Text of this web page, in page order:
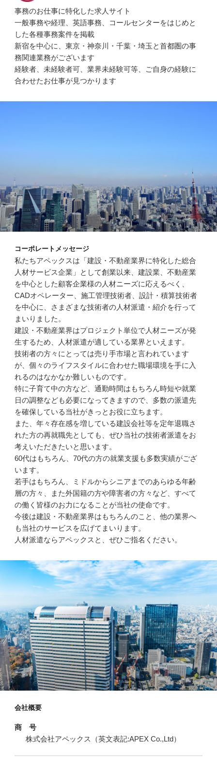
事務のお仕事に特化した求人サイト
一般事務や経理、英語事務、コールセンターをはじめと
した各種事務案件を掲載
新宿を中心に、東京・神奈川・千葉・埼玉と首都圏の事
務関連業務がございます
経験者、未経験者可、業界未経験可等、ご自身の経験に
合わせたお仕事が見つかります
コーポレートメッセージ
私たちアペックスは「建設・不動産業界に特化した総合
人材サービス企業」として創業以来、建設業、不動産業
を中心とした顧客企業様の人材ニーズに応えるべく、
CADオペレーター、施工管理技術者、設計・積算技術者
を中心に、さまざまな技術者の人材派遣・紹介を行って
まいりました。
建設・不動産業界はプロジェクト単位で人材ニーズが発
生するため、人材派遣が適している業界といえます。
技術者の方々にとっては売り手市場と言われています
が、個々のライフスタイルに合わせた職場環境を手に入
れるのはなかなか難しいものです。
特に子育て中の方など、通勤時間はもちろん時短や就業
日の調整なども必要になってきますので、多数の派遣先
を確保している当社がきっとお役に立ちます。
また、年々存在感を増している建設会社等を定年退職さ
れた方の再就職先としても、ぜひ当社の技術者派遣をお
考えいただきたいと思います。
60代はもちろん、70代の方の就業支援も多数実績がござ
います。
若手はもちろん、ミドルからシニアまでのあらゆる年齢
層の方々、また外国籍の方や障害者の方々など、すべて
の働く皆様のお力になることが当社の使命です。
今後は建設・不動産業界はもちろんのこと、他の業界へ
も当社のサービスを広げてまいります。
人材派遣ならアペックスと、ぜひご指名ください。
会社概要
商 号
株式会社アペックス（英文表記:APEX Co.,Ltd）